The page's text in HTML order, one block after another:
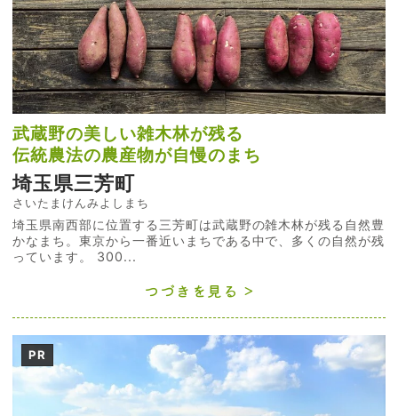
武蔵野の美しい雑木林が残る
伝統農法の農産物が自慢のまち
埼玉県三芳町
さいたまけんみよしまち
埼玉県南西部に位置する三芳町は武蔵野の雑木林が残る自然豊
かなまち。東京から一番近いまちである中で、多くの自然が残
っています。 300...
つづきを見る
PR